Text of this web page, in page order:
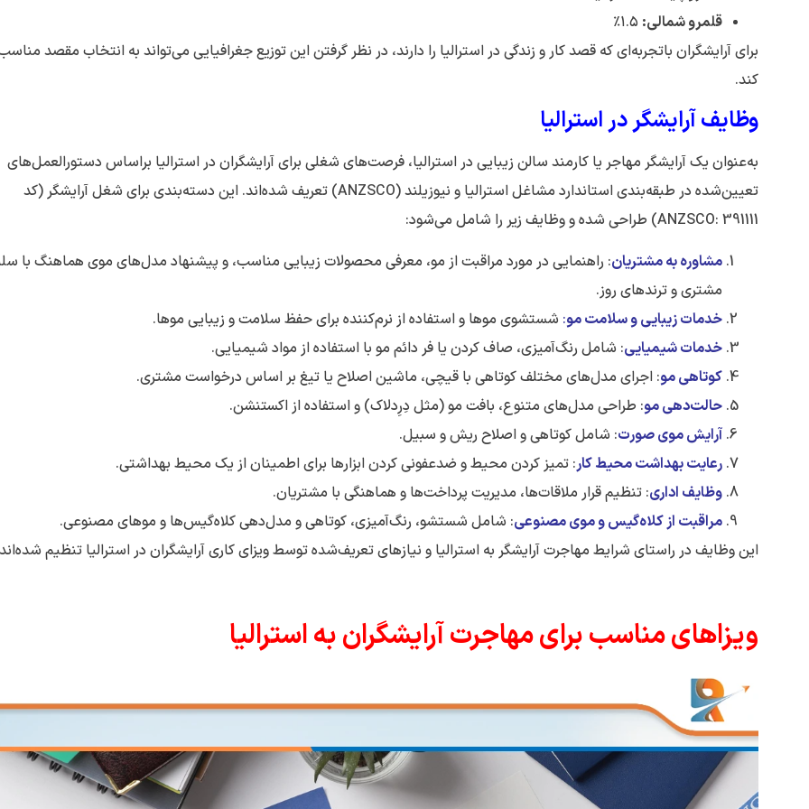
قلمرو شمالی:
برای آرایشگران باتجربه‌ای که قصد کار و زندگی در استرالیا را دارند، در نظر گرفتن این توزیع جغرافیایی می‌تواند به انتخاب مقصد
کند.
وظایف آرایشگر در استرالیا
به‌عنوان یک آرایشگر مهاجر یا کارمند سالن زیبایی در استرالیا، فرصت‌های شغلی برای آرایشگران در استرالیا براساس دستورالعمل‌های
تعیین‌شده در طبقه‌بندی استاندارد مشاغل استرالیا و نیوزیلند (ANZSCO) تعریف شده‌اند. این دسته‌بندی برای شغل آرایشگر (کد
ANZSCO: 391111) طراحی شده و وظایف زیر را شامل می‌شود:
مشاوره به مشتریان: راهنمایی در مورد مراقبت از مو، معرفی محصولات زیبایی مناسب، و پیشنهاد مدل‌های موی هماهنگ با
مشتری و ترندهای روز.
خدمات زیبایی و سلامت مو: شستشوی موها و استفاده از نرم‌کننده برای حفظ سلامت و زیبایی موها.
خدمات شیمیایی: شامل رنگ‌آمیزی، صاف کردن یا فر دائم مو با استفاده از مواد شیمیایی.
کوتاهی مو: اجرای مدل‌های مختلف کوتاهی با قیچی، ماشین اصلاح یا تیغ بر اساس درخواست مشتری.
حالت‌دهی مو: طراحی مدل‌های متنوع، بافت مو (مثل دِرِدلاک) و استفاده از اکستنشن.
آرایش موی صورت: شامل کوتاهی و اصلاح ریش و سبیل.
رعایت بهداشت محیط کار: تمیز کردن محیط و ضدعفونی کردن ابزارها برای اطمینان از یک محیط بهداشتی.
وظایف اداری: تنظیم قرار ملاقات‌ها، مدیریت پرداخت‌ها و هماهنگی با مشتریان.
مراقبت از کلاه‌گیس و موی مصنوعی: شامل شستشو، رنگ‌آمیزی، کوتاهی و مدل‌دهی کلاه‌گیس‌ها و موهای مصنوعی.
این وظایف در راستای شرایط مهاجرت آرایشگر به استرالیا و نیازهای تعریف‌شده توسط ویزای کاری آرایشگران در استرالیا تنظیم
ویزاهای مناسب برای مهاجرت آرایشگران به استرالیا